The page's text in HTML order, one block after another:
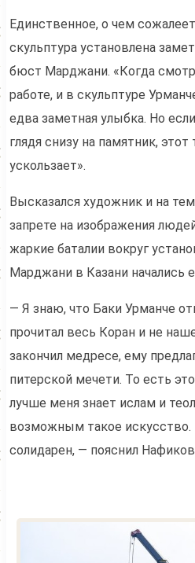
Единственное, о чем
скульптура установлена
бюст Марджани. «Когда
работе, и в скульптуре
едва заметная улыбка. Но
глядя снизу на памятник,
ускользает».
Высказался художник и на
запрете на изображения
жаркие баталии вокруг
Марджани в Казани начались
— Я знаю, что Баки Урманче
прочитал весь Коран и не
закончил медресе, ему
питерской мечети. То есть
лучше меня знает ислам и
возможным такое
солидарен, — пояснил